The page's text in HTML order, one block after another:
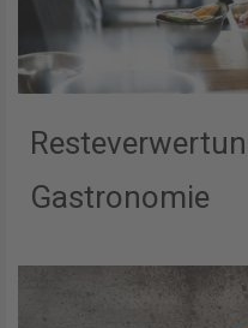
Gastronomie